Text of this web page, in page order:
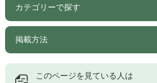
カテゴリーで探す
掲載方法
このページを見ている人は